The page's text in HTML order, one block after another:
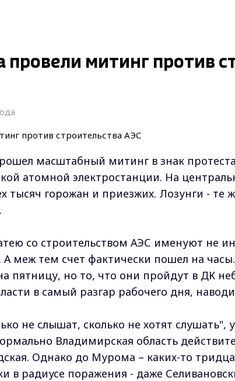
митинг против
масштабный митинг в знак протеста
атомной электростанции. На
тысяч горожан и приезжих. Лозунги - те
со строительством АЭС именуют не
А меж тем счет фактически пошел на
пятницу, но то, что они пройдут в ДК
в самый разгар рабочего дня,
не слышат, сколько не хотят
Владимирская область
Однако до Мурома – каких-то
в радиусе поражения - даже